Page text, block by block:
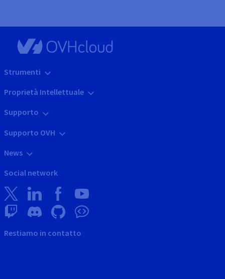
Strumenti
Proprietà Intellettuale
Supporto
Supporto OVH
News
Social network
Restiamo in contatto